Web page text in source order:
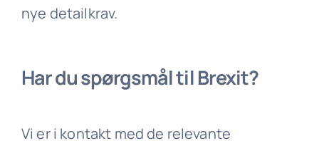
nye detailkrav.
Har du spørgsmål til Brexit?
Vi er i kontakt med de relevante